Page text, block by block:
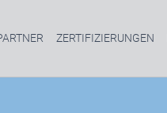
ZERTIFIZIERUNGEN